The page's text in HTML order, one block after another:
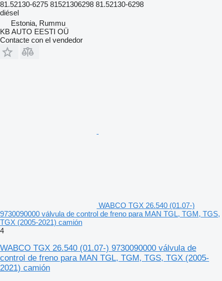
81.52130-6275 81521306298 81.52130-6298
diésel
Estonia, Rummu
KB AUTO EESTI OÜ
Contacte con el vendedor
WABCO TGX 26.540 (01.07-)
9730090000 válvula de control de freno para MAN TGL, TGM, TGS,
TGX (2005-2021) camión
4
WABCO TGX 26.540 (01.07-) 9730090000 válvula de
control de freno para MAN TGL, TGM, TGS, TGX (2005-
2021) camión